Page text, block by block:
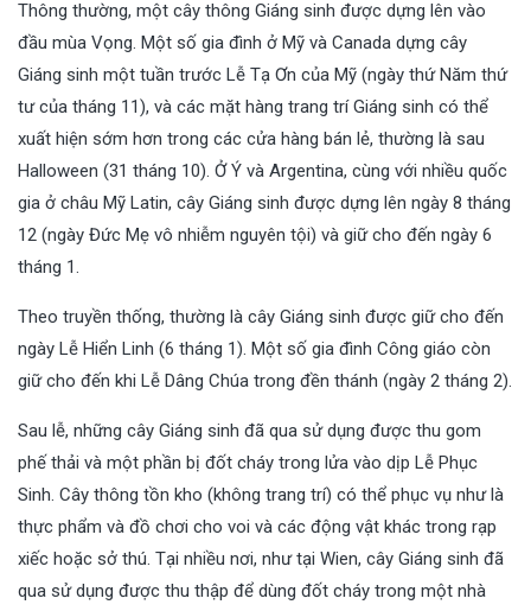
Thông thường, một cây thông Giáng sinh được dựng lên vào
đầu mùa Vọng. Một số gia đình ở Mỹ và Canada dựng cây
Giáng sinh một tuần trước Lễ Tạ Ơn của Mỹ (ngày thứ Năm thứ
tư của tháng 11), và các mặt hàng trang trí Giáng sinh có thể
xuất hiện sớm hơn trong các cửa hàng bán lẻ, thường là sau
Halloween (31 tháng 10). Ở Ý và Argentina, cùng với nhiều quốc
gia ở châu Mỹ Latin, cây Giáng sinh được dựng lên ngày 8 tháng
12 (ngày Đức Mẹ vô nhiễm nguyên tội) và giữ cho đến ngày 6
tháng 1.
Theo truyền thống, thường là cây Giáng sinh được giữ cho đến
ngày Lễ Hiển Linh (6 tháng 1). Một số gia đình Công giáo còn
giữ cho đến khi Lễ Dâng Chúa trong đền thánh (ngày 2 tháng 2).
Sau lễ, những cây Giáng sinh đã qua sử dụng được thu gom
phế thải và một phần bị đốt cháy trong lửa vào dịp Lễ Phục
Sinh. Cây thông tồn kho (không trang trí) có thể phục vụ như là
thực phẩm và đồ chơi cho voi và các động vật khác trong rạp
xiếc hoặc sở thú. Tại nhiều nơi, như tại Wien, cây Giáng sinh đã
qua sử dụng được thu thập để dùng đốt cháy trong một nhà